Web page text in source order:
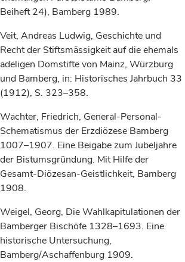
Beiheft 24), Bamberg 1989.
Veit, Andreas Ludwig, Geschichte und
Recht der Stiftsmässigkeit auf die ehemals
adeligen Domstifte von Mainz, Würzburg
und Bamberg, in: Historisches Jahrbuch 33
(1912), S. 323–358.
Wachter, Friedrich, General-Personal-
Schematismus der Erzdiözese Bamberg
1007–1907. Eine Beigabe zum Jubeljahre
der Bistumsgründung. Mit Hilfe der
Gesamt-Diözesan-Geistlichkeit, Bamberg
1908.
Weigel, Georg, Die Wahlkapitulationen der
Bamberger Bischöfe 1328–1693. Eine
historische Untersuchung,
Bamberg/Aschaffenburg 1909.